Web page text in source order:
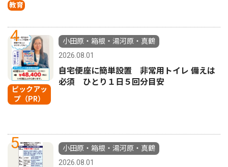
教育
4
ピックアッ
プ（PR）
小田原・箱根・湯河原・真鶴
2026.08.01
自宅便座に簡単設置 非常用トイレ 備えは
必須 ひとり１日５回分目安
5
小田原・箱根・湯河原・真鶴
2026.08.01